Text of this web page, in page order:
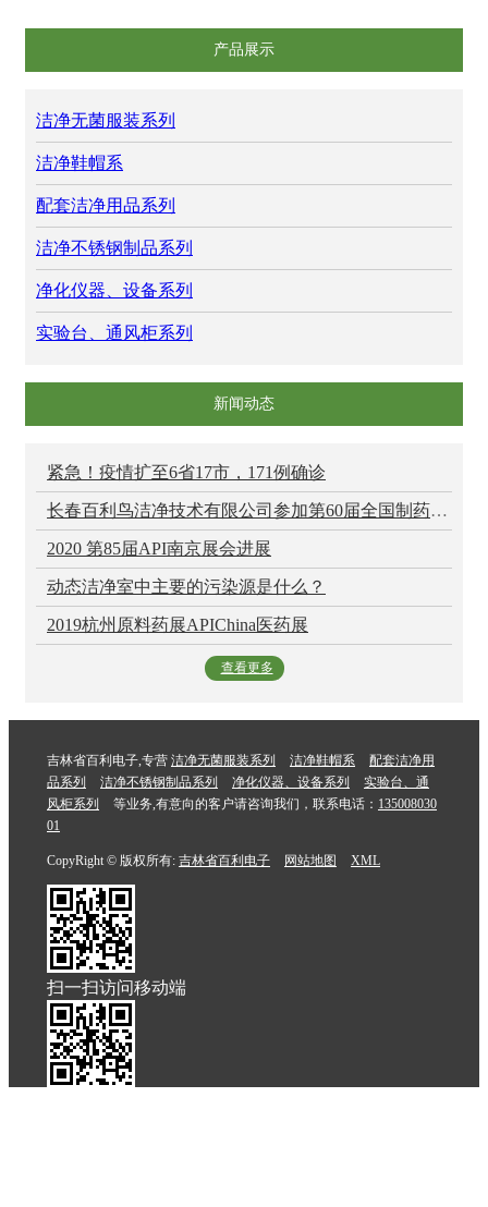
产品展示
洁净无菌服装系列
洁净鞋帽系
配套洁净用品系列
洁净不锈钢制品系列
净化仪器、设备系列
实验台、通风柜系列
新闻动态
紧急！疫情扩至6省17市，171例确诊
长春百利鸟洁净技术有限公司参加第60届全国制药机械博览会，圆满结束
2020 第85届API南京展会进展
动态洁净室中主要的污染源是什么？
2019杭州原料药展APIChina医药展
查看更多
吉林省百利电子,专营 洁净无菌服装系列 洁净鞋帽系
配套洁净用
品系列
洁净不锈钢制品系列 净化仪器、设备系列
实验台、通
风柜系列
等业务,有意向的客户请咨询我们，联系电话： 135008030
01
CopyRight © 版权所有: 吉林省百利电子 网站地图 XML
扫一扫访问移动端